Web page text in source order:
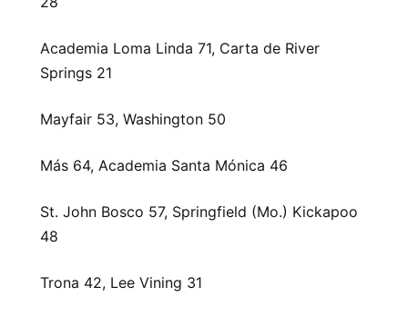
Academia Loma Linda 71, Carta de River
Springs 21
Mayfair 53, Washington 50
Más 64, Academia Santa Mónica 46
St. John Bosco 57, Springfield (Mo.) Kickapoo
48
Trona 42, Lee Vining 31